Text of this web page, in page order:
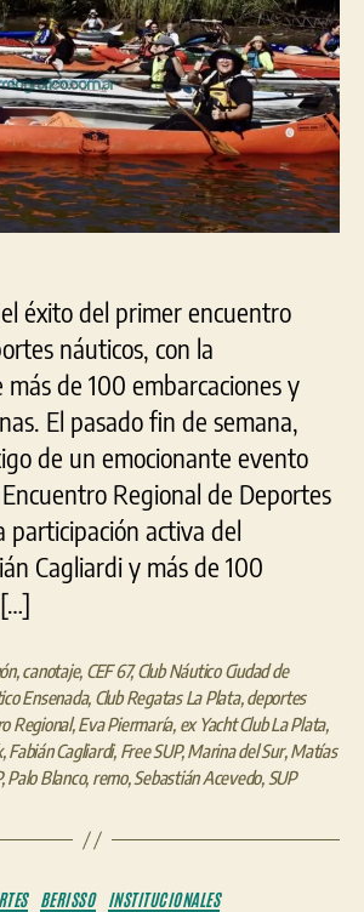
Deportes
Náuticos
en
Berisso
éxito del primer encuentro
náuticos, con la
de 100 embarcaciones y
El pasado fin de semana,
de un emocionante evento
Regional de Deportes
participación activa del
Cagliardi y más de 100
,canotaje, CEF 67,Club Náutico Ciudad de
Ensenada, Club Regatas La Plata,deportes
Regional,Eva Piermaría, ex Yacht Club La Plata,
,Fabián Cagliardi, Free SUP,Marina del Sur,Matías
,Palo Blanco, remo,Sebastián Acevedo, SUP
Categorías
BERISSO INSTITUCIONALES